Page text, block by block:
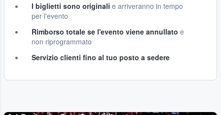
I biglietti sono originali e arriveranno in tempo
per l'evento
Rimborso totale se l'evento viene annullato e
non riprogrammato
Servizio clienti fino al tuo posto a sedere